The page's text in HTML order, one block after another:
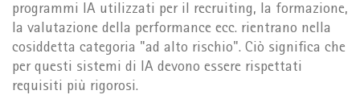
programmi IA utilizzati per il recruiting, la formazione,
la valutazione della performance ecc. rientrano nella
cosiddetta categoria "ad alto rischio". Ciò significa che
per questi sistemi di IA devono essere rispettati
requisiti più rigorosi.